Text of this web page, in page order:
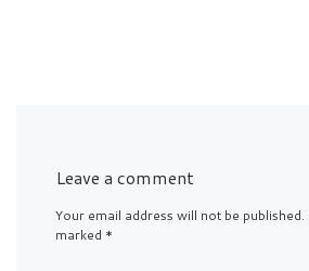
Leave a comment
Your email address will not be published.
marked *